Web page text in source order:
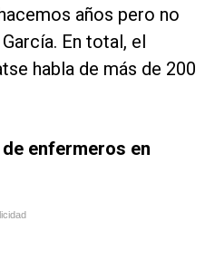
años pero no
En total, el
habla de más de 200
enfermeros en